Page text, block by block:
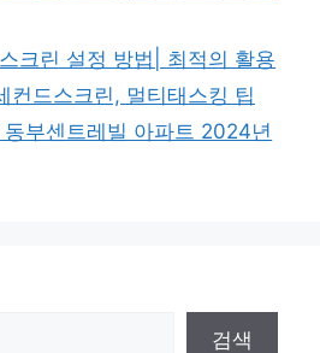
크린 설정 방법| 최적의 활용
컨드스크린, 멀티태스킹 팁
부센트레빌 아파트 2024년
검색